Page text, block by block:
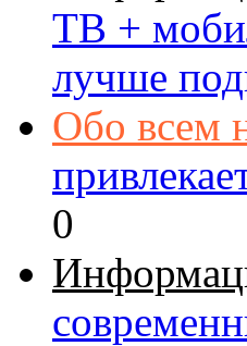
ТВ +
лучше
Обо всем
0